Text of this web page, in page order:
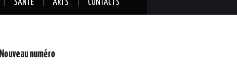
SANTÉ ARTS CONTACTS
Nouveau numéro